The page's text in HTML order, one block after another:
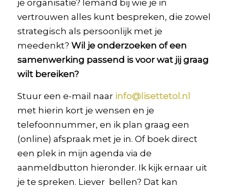
je organisatie? Iemand bij wie je in
vertrouwen alles kunt bespreken, die zowel
strategisch als persoonlijk met je
meedenkt? Wil je onderzoeken of een
samenwerking passend is voor wat jij graag
wilt bereiken?
Stuur een e-mail naar info@lisettetol.nl
met hierin kort je wensen en je
telefoonnummer, en ik plan graag een
(online) afspraak met je in. Of boek direct
een plek in mijn agenda via de
aanmeldbutton hieronder. Ik kijk ernaar uit
je te spreken. Liever bellen? Dat kan